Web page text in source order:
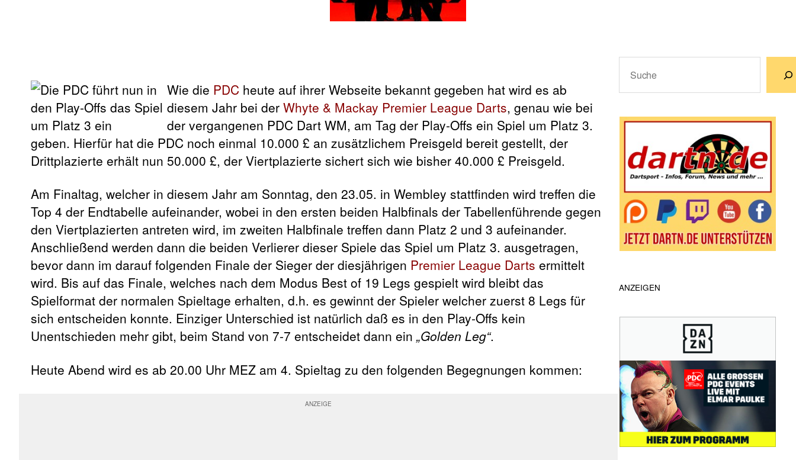
Wie die PDC heute auf ihrer Webseite bekannt gegeben hat wird es ab
diesem Jahr bei der Whyte & Mackay Premier League Darts, genau wie bei
der vergangenen PDC Dart WM, am Tag der Play-Offs ein Spiel um Platz 3.
geben. Hierfür hat die PDC noch einmal 10.000 £ an zusätzlichem Preisgeld bereit gestellt, der
Drittplazierte erhält nun 50.000 £, der Viertplazierte sichert sich wie bisher 40.000 £ Preisgeld.
Am Finaltag, welcher in diesem Jahr am Sonntag, den 23.05. in Wembley stattfinden wird treffen die
Top 4 der Endtabelle aufeinander, wobei in den ersten beiden Halbfinals der Tabellenführende gegen
den Viertplazierten antreten wird, im zweiten Halbfinale treffen dann Platz 2 und 3 aufeinander.
Anschließend werden dann die beiden Verlierer dieser Spiele das Spiel um Platz 3. ausgetragen,
bevor dann im darauf folgenden Finale der Sieger der diesjährigen Premier League Darts ermittelt
wird. Bis auf das Finale, welches nach dem Modus Best of 19 Legs gespielt wird bleibt das
Spielformat der normalen Spieltage erhalten, d.h. es gewinnt der Spieler welcher zuerst 8 Legs für
sich entscheiden konnte. Einziger Unterschied ist natürlich daß es in den Play-Offs kein
Unentschieden mehr gibt, beim Stand von 7-7 entscheidet dann ein „Golden Leg“.
Heute Abend wird es ab 20.00 Uhr MEZ am 4. Spieltag zu den folgenden Begegnungen kommen:
ANZEIGEN